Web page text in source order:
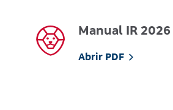
Manual IR 2026
Abrir PDF